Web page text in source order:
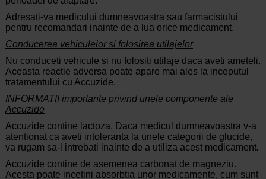
Adresati-va medicului dumneavoastra sau farmacistului
pentru recomandari inainte de a lua orice medicament.
Conducerea vehiculelor si folosirea utilajelor
Nu conduceti vehicule si nu folositi utilaje daca aveti ameteli.
Aceasta reactie adversa poate apare mai ales la inceputul
tratamentului cu Accuzide.
INFORMATII importante privind unele componente ale
Accuzide
Accuzide contine lactoza. Daca medicul dumneavoastra v-a
atentionat ca aveti intoleranta la unele categorii de glucide,
va rugam sa-l intrebati inainte de a utiliza acest medicament.
Accuzide contine de asemenea carbonat de magneziu.
Acesta poate incetini absorbtia unor medicamente, cum sunt